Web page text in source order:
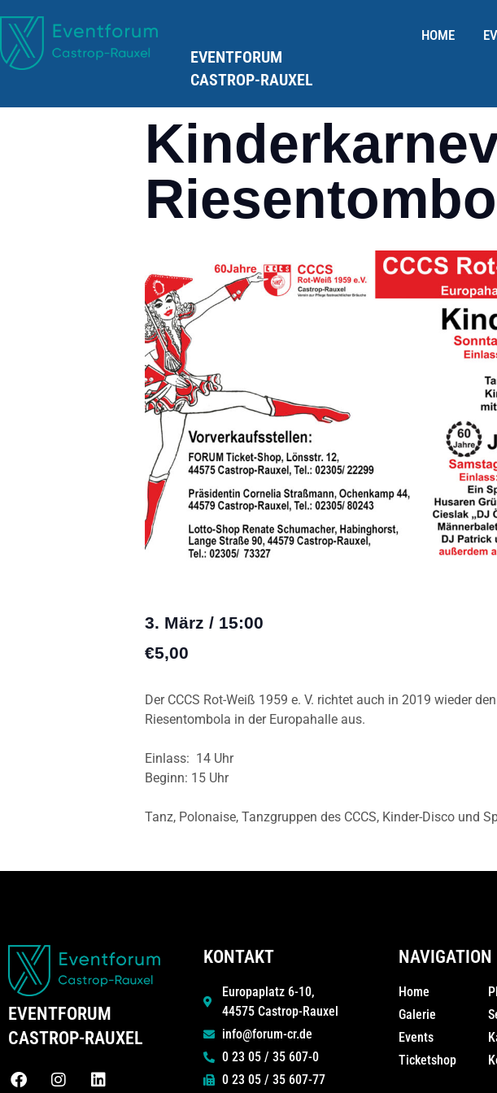
EVENTFORUM
CASTROP-RAUXEL
HOME
3. März / 15:00
€5,00
Der CCCS Rot-Weiß 1959 e. V. richtet auch in 2019 wieder
Riesentombola in der Europahalle aus.
Einlass: 14 Uhr
Beginn: 15 Uhr
Tanz, Polonaise, Tanzgruppen des CCCS, Kinder-Disco und
EVENTFORUM
CASTROP-RAUXEL
KONTAKT
Europaplatz 6-10,
44575 Castrop-Rauxel
info@forum-cr.de
0 23 05 / 35 607-0
0 23 05 / 35 607-77
NAVIGATION
Home
Galerie
Events
Ticketshop